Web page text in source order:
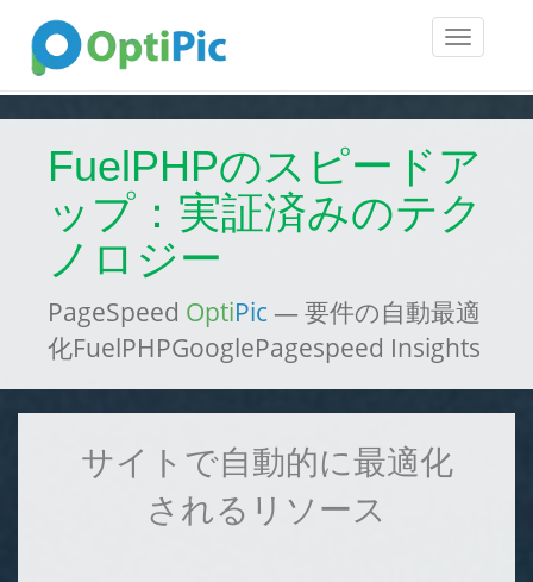
Toggle
FuelPHPのスピードア
ップ：実証済みのテク
ノロジー
PageSpeed OptiPic — 要件の自動最適
化FuelPHPGooglePagespeed Insights
サイトで自動的に最適化
されるリソース